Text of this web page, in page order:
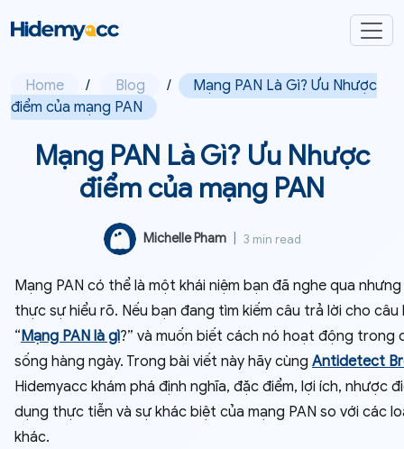
Home / Blog /
Mạng PAN Là Gì? Ưu Nhược
điểm của mạng PAN
Mạng PAN Là Gì? Ưu Nhược
điểm của mạng PAN
Michelle Pham 3 min read
Mạng PAN có thể là một khái niệm bạn đã nghe qua
thực sự hiểu rõ. Nếu bạn đang tìm kiếm câu trả lời cho câu
“Mạng PAN là gì?” và muốn biết cách nó hoạt động trong
sống hàng ngày. Trong bài viết này hãy cùng Antidetect
Hidemyacc khám phá định nghĩa, đặc điểm, lợi ích, nhược
dụng thực tiễn và sự khác biệt của mạng PAN so với các
khác.